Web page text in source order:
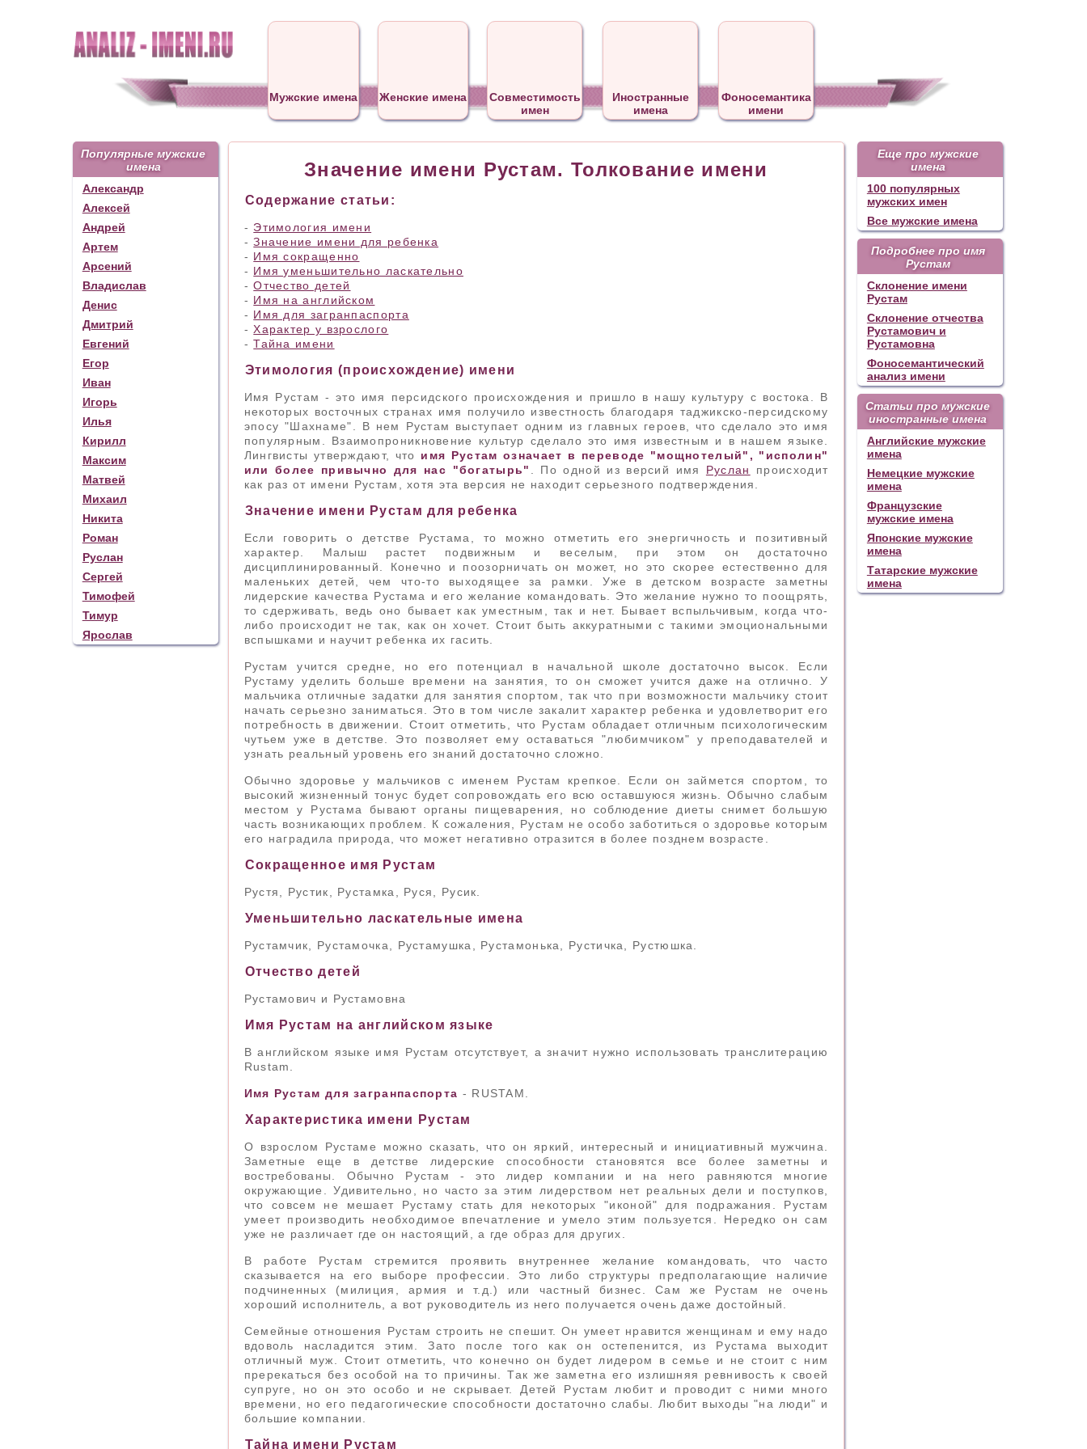
Мужские имена Женские имена
Совместимость
имен
Иностранные
имена
Фоносемантика
имени
Значение имени Рустам. Толкование имени
Содержание статьи:
- Этимология имени
-Значение имени для ребенка
- Имя сокращенно
- Имя уменьшительно ласкательно
-Отчество детей
- Имя на английском
- Имя для загранпаспорта
-Характер у взрослого
-Тайна имени
Этимология (происхождение) имени
Имя Рустам - это имя персидского происхождения и пришло в нашу культуру с востока. В
некоторых восточных странах имя получило известность благодаря таджикско-персидскому
эпосу "Шахнаме". В нем Рустам выступает одним из главных героев, что сделало это имя
популярным. Взаимопроникновение культур сделало это имя известным и в нашем языке.
Лингвисты утверждают, что имя Рустам означает в переводе "мощнотелый", "исполин"
или более привычно для нас "богатырь"
. По одной из версий имя Руслан
происходит
как раз от имени Рустам, хотя эта версия не находит серьезного подтверждения.
Значение имени Рустам для ребенка
Если говорить о детстве Рустама, то можно отметить его энергичность и позитивный
характер. Малыш растет подвижным и веселым, при этом он достаточно
дисциплинированный. Конечно и поозорничать он может, но это скорее естественно для
маленьких детей, чем что-то выходящее за рамки. Уже в детском возрасте заметны
лидерские качества Рустама и его желание командовать. Это желание нужно то поощрять,
то сдерживать, ведь оно бывает как уместным, так и нет. Бывает вспыльчивым, когда что-
либо происходит не так, как он хочет. Стоит быть аккуратными с такими эмоциональными
вспышками и научит ребенка их гасить.
Рустам учится средне, но его потенциал в начальной школе достаточно высок. Если
Рустаму уделить больше времени на занятия, то он сможет учится даже на отлично. У
мальчика отличные задатки для занятия спортом, так что при возможности мальчику стоит
начать серьезно заниматься. Это в том числе закалит характер ребенка и удовлетворит его
потребность в движении. Стоит отметить, что Рустам обладает отличным психологическим
чутьем уже в детстве. Это позволяет ему оставаться "любимчиком" у преподавателей и
узнать реальный уровень его знаний достаточно сложно.
Обычно здоровье у мальчиков с именем Рустам крепкое. Если он займется спортом, то
высокий жизненный тонус будет сопровождать его всю оставшуюся жизнь. Обычно слабым
местом у Рустама бывают органы пищеварения, но соблюдение диеты снимет большую
часть возникающих проблем. К сожаления, Рустам не особо заботиться о здоровье которым
его наградила природа, что может негативно отразится в более позднем возрасте.
Сокращенное имя Рустам
Рустя, Рустик, Рустамка, Руся, Русик.
Уменьшительно ласкательные имена
Рустамчик, Рустамочка, Рустамушка, Рустамонька, Рустичка, Рустюшка.
Отчество детей
Рустамович и Рустамовна
Имя Рустам на английском языке
В английском языке имя Рустам отсутствует, а значит нужно использовать транслитерацию
Rustam.
Имя Рустам для загранпаспорта - RUSTAM.
Характеристика имени Рустам
О взрослом Рустаме можно сказать, что он яркий, интересный и инициативный мужчина.
Заметные еще в детстве лидерские способности становятся все более заметны и
востребованы. Обычно Рустам - это лидер компании и на него равняются многие
окружающие. Удивительно, но часто за этим лидерством нет реальных дели и поступков,
что совсем не мешает Рустаму стать для некоторых "иконой" для подражания. Рустам
умеет производить необходимое впечатление и умело этим пользуется. Нередко он сам
уже не различает где он настоящий, а где образ для других.
В работе Рустам стремится проявить внутреннее желание командовать, что часто
сказывается на его выборе профессии. Это либо структуры предполагающие наличие
подчиненных (милиция, армия и т.д.) или частный бизнес. Сам же Рустам не очень
хороший исполнитель, а вот руководитель из него получается очень даже достойный.
Семейные отношения Рустам строить не спешит. Он умеет нравится женщинам и ему надо
вдоволь насладится этим. Зато после того как он остепенится, из Рустама выходит
отличный муж. Стоит отметить, что конечно он будет лидером в семье и не стоит с ним
пререкаться без особой на то причины. Так же заметна его излишняя ревнивость к своей
супруге, но он это особо и не скрывает. Детей Рустам любит и проводит с ними много
времени, но его педагогические способности достаточно слабы. Любит выходы "на люди" и
большие компании.
Тайна имени Рустам
Популярные мужские
имена
Александр
Алексей
Андрей
Артем
Арсений
Владислав
Денис
Дмитрий
Евгений
Егор
Иван
Игорь
Илья
Кирилл
Максим
Матвей
Михаил
Никита
Роман
Руслан
Сергей
Тимофей
Тимур
Ярослав
Еще про мужские
имена
100 популярных
мужских имен
Все мужские имена
Подробнее про имя
Рустам
Склонение имени
Рустам
Склонение отчества
Рустамович и
Рустамовна
Фоносемантический
анализ имени
Статьи про мужские
иностранные имена
Английские мужские
имена
Немецкие мужские
имена
Французские
мужские имена
Японские мужские
имена
Татарские мужские
имена